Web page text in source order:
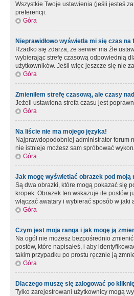
Wszystkie Twoje ustawienia (jeśli jesteś
preferencji.
Góra
Nieprawidłowo wyświetla mi się czas
Rzadko się zdarza, że serwer ma źle
wybierając strefę czasową odpowiednią
użytkowników. Jeśli więc jeszcze się nie
Góra
Zmieniłem strefę czasową, ale czasy
Jeżeli ustawiona strefa czasu jest
Góra
Na liście nie ma mojego języka!
Najprawdopodobniej administrator forum
nie istnieje możesz sam spróbować
Góra
Jak mogę wyświetlać obrazek pod moją
Są dwa obrazki, które mogą pokazać się
kropek. Obrazek ten wskazuje ile postów
włączać awatary i wybierać sposób w
Góra
Czym jest moja ranga i jak mogę ją
Na ogół nie możesz bezpośrednio
postów, które napisałeś, i aby
takim przypadku po prostu ręcznie ją
Góra
Dlaczego muszę się zalogować po
Tylko zarejestrowani użytkownicy mogą